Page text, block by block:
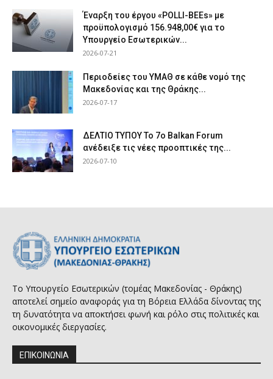
Έναρξη του έργου «POLLI-BEEs» με
προϋπολογισμό 156.948,00€ για το
Υπουργείο Εσωτερικών...
2026-07-21
Περιοδείες του ΥΜΑΘ σε κάθε νομό της
Μακεδονίας και της Θράκης...
2026-07-17
ΔΕΛΤΙΟ ΤΥΠΟΥ Το 7ο Balkan Forum
ανέδειξε τις νέες προοπτικές της...
2026-07-10
Το Υπουργείο Εσωτερικών (τομέας Μακεδονίας - Θράκης)
αποτελεί σημείο αναφοράς για τη Βόρεια Ελλάδα δίνοντας της
τη δυνατότητα να αποκτήσει φωνή και ρόλο στις πολιτικές και
οικονομικές διεργασίες.
ΕΠΙΚΟΙΝΩΝΙΑ